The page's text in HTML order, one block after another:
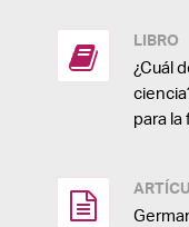
LIBRO
¿Cuál
para